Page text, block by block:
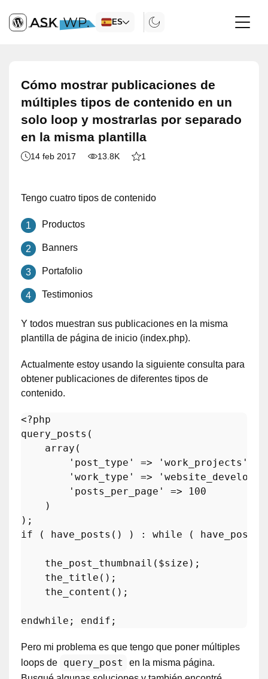
ES
Cómo mostrar publicaciones de
múltiples tipos de contenido en un
solo loop y mostrarlas por separado
en la misma plantilla
14 feb 2017 13.8K 1
Tengo cuatro tipos de contenido
Productos
Banners
Portafolio
Testimonios
Y todos muestran sus publicaciones en la misma
plantilla de página de inicio (index.php).
Actualmente estoy usando la siguiente consulta para
obtener publicaciones de diferentes tipos de
contenido.
<?php
query_posts (
array (
'post_type'
=> 'work_projects'
'work_type'
=>
'posts_per_page'
=>
100
    )
if ( have_posts () ) : while ( have_posts
the_post_thumbnail ( $size );
the_title ();
the_content ();
endwhile ; endif
Pero mi problema es que tengo que poner múltiples
loops de
query_post
en la misma página.